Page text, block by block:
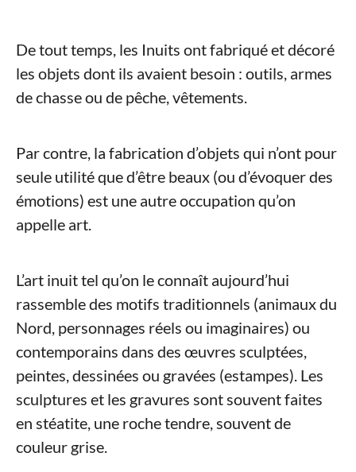
De tout temps, les Inuits ont fabriqué et décoré
les objets dont ils avaient besoin : outils, armes
de chasse ou de pêche, vêtements.
Par contre, la fabrication d’objets qui n’ont pour
seule utilité que d’être beaux (ou d’évoquer des
émotions) est une autre occupation qu’on
appelle art.
L’art inuit tel qu’on le connaît aujourd’hui
rassemble des motifs traditionnels (animaux du
Nord, personnages réels ou imaginaires) ou
contemporains dans des œuvres sculptées,
peintes, dessinées ou gravées (estampes). Les
sculptures et les gravures sont souvent faites
en stéatite, une roche tendre, souvent de
couleur grise.